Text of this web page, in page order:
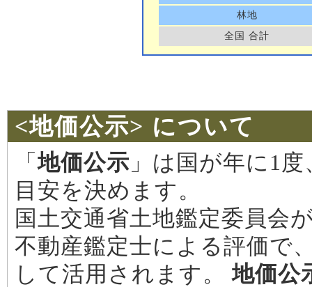
林地
全国 合計
<地価公示> について
「地価公示 」は国が年に1
目安を決めます。
国土交通省土地鑑定委員会
不動産鑑定士による評価で
して活用されます。地価公